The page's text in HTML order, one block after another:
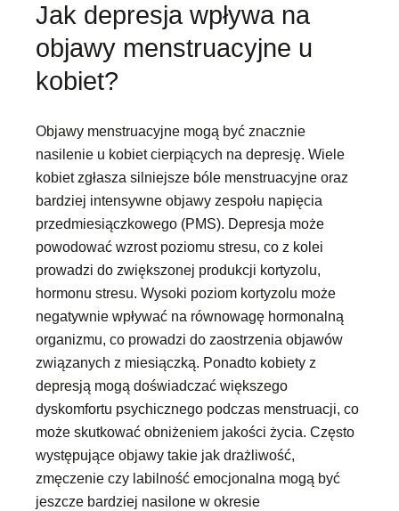
Jak depresja wpływa na
objawy menstruacyjne u
kobiet?
Objawy menstruacyjne mogą być znacznie
nasilenie u kobiet cierpiących na depresję. Wiele
kobiet zgłasza silniejsze bóle menstruacyjne oraz
bardziej intensywne objawy zespołu napięcia
przedmiesiączkowego (PMS). Depresja może
powodować wzrost poziomu stresu, co z kolei
prowadzi do zwiększonej produkcji kortyzolu,
hormonu stresu. Wysoki poziom kortyzolu może
negatywnie wpływać na równowagę hormonalną
organizmu, co prowadzi do zaostrzenia objawów
związanych z miesiączką. Ponadto kobiety z
depresją mogą doświadczać większego
dyskomfortu psychicznego podczas menstruacji, co
może skutkować obniżeniem jakości życia. Często
występujące objawy takie jak drażliwość,
zmęczenie czy labilność emocjonalna mogą być
jeszcze bardziej nasilone w okresie